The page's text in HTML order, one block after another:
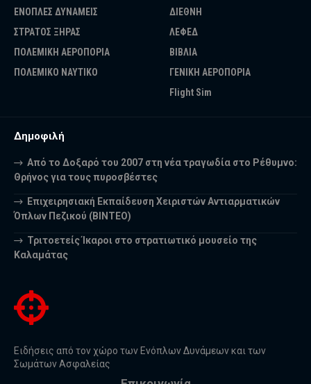
ΕΝΟΠΛΕΣ ΔΥΝΑΜΕΙΣ
ΣΤΡΑΤΟΣ ΞΗΡΑΣ
ΠΟΛΕΜΙΚΗ ΑΕΡΟΠΟΡΙΑ
ΠΟΛΕΜΙΚΟ ΝΑΥΤΙΚΟ
ΔΙΕΘΝΗ
ΛΕΦΕΔ
ΒΙΒΛΙΑ
ΓΕΝΙΚΗ ΑΕΡΟΠΟΡΙΑ
Flight Sim
Δημοφιλή
Από το Δοξαρό του 2007 στη νέα τραγωδία στο Ρέθυμνο:
Θρήνος για τους πυροσβέστες
Επιχειρησιακή Εκπαίδευση Χειριστών Αντιαρματικών
Όπλων Πεζικού (ΒΙΝΤΕΟ)
Τριτοετείς Ίκαροι στο στρατιωτικό μουσείο της
Καλαμάτας
Ειδήσεις από τον χώρο των Ενόπλων Δυνάμεων και των
Σωμάτων Ασφαλείας